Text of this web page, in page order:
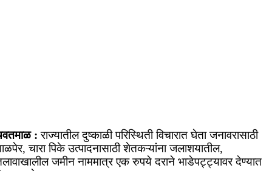
: राज्यातील दुष्काळी परिस्थिती विचारात घेता जनावरासाठी
चारा पिके उत्पादनासाठी शेतकऱ्यांना जलाशयातील,
जमीन नाममात्र एक रुपये दराने भाडेपट्ट्यावर देण्यात